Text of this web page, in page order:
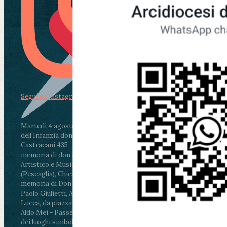
Martedì 4 agosto2026
ore 11:30 - Lucca, Scuola
dell’Infanzia don Aldo Mei - Viale Castruccio
Castracani 435 - Inaugurazione murales in
memoria di don Aldo Mei curato dal Liceo
Artistico e Musicale “Passaglia”
ore 18 - Fiano
(Pescaglia), Chiesa parrocchiale - Messa in
memoria di Don Aldo Mei celebrata da mons.
Paolo Giulietti, Arcivescovo di Lucca
ore 20.30 -
Lucca, da piazza San Michele al Cippo di don
Aldo Mei - Passeggiata della Memoria in alcuni
dei luoghi simbolo della città. Ritrovo alle ore
Segui su Instagram